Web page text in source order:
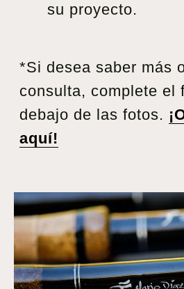
su proyecto.
*Si desea saber más
consulta, complete el
debajo de las fotos.
aquí!